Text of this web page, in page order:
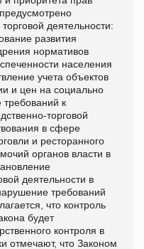
деятельности:
развития
нормативов
населения
учета объектов
и цен на социально
к
торговой
в сфере
и ресторанного
органов власти в
деятельности в
требований
что контроль
будет
контроля в
отмечают, что Законом